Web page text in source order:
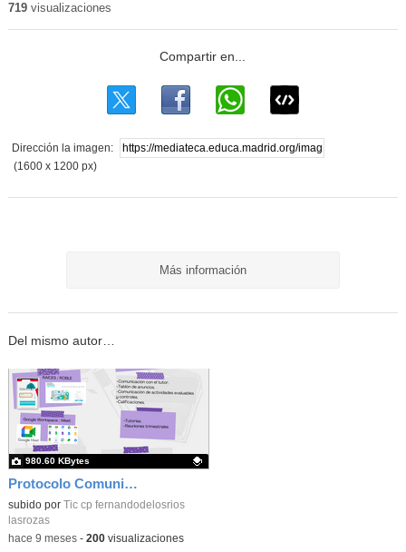
719visualizaciones
Dirección la imagen:
(1600 x 1200 px)
Más información
Del mismo autor…
Protocolo Comunicación Familia Colegio_CEIP FDLR_Las Rozas
Contenido educativo.
subido por Tic cp fernandodelosrios
lasrozas
980.60 KBytes
-hace 9 meses- 200visualizaciones